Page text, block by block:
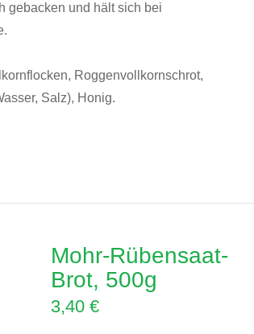
gebacken und hält sich bei
Roggenvollkornschrot,
Salz), Honig.
Mohr-Rübensaat-
Brot, 500g
3,40 €